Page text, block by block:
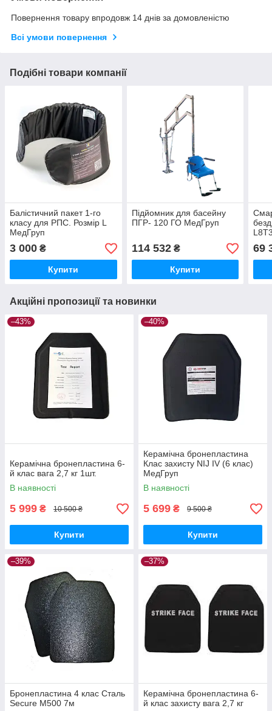
Повернення товару впродовж 14 днів за домовленістю
Всі умови повернення
Подібні товари компанії
Балістичний пакет 1-го
класу для РПС. Розмір L
МедГруп
3 000 ₴
Купити
Підйомник для басейну
ПГР- 120 ГО МедГруп
114 532₴
Купити
69
Акційні пропозиції та новинки
–43%
Керамічна бронепластина 6-
й клас вага 2,7 кг 1шт.
В наявності
5 999 ₴ 10 500 ₴
Купити
–40%
Керамічна бронепластина
Клас захисту NIJ IV (6 клас)
МедГруп
В наявності
5 699 ₴ 9 500 ₴
Купити
–39%
Бронепластина 4 клас Сталь
Secure М500 7м
–37%
Керамічна бронепластина 6-
й клас захисту вага 2,7 кг